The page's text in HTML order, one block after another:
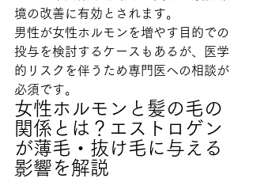
境の改善に有効とされます。
男性が女性ホルモンを増やす目的での
投与を検討するケースもあるが、医学
的リスクを伴うため専門医への相談が
必須です。
女性ホルモンと髪の毛の
関係とは？エストロゲン
が薄毛・抜け毛に与える
影響を解説